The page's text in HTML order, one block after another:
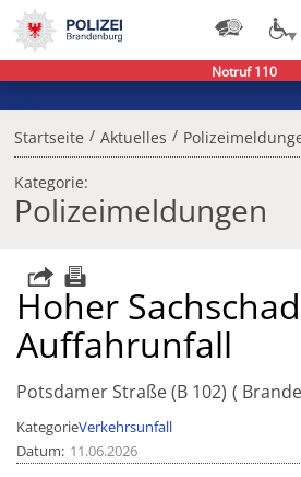
Startseite / Aktuelles /
Kategorie:
Polizeimeldungen
Hoher
Auffahrunfall
Potsdamer Straße (B 102)
KategorieVerkehrsunfall
Datum 11.06.2026
Notruf 110